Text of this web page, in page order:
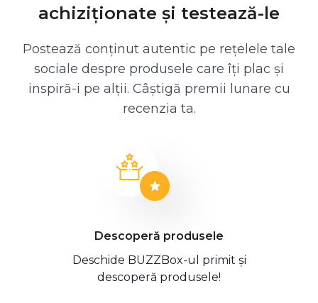
achiziționate și testează-le
Postează conținut autentic pe rețelele tale
sociale despre produsele care îți plac și
inspiră-i pe alții. Câștigă premii lunare cu
recenzia ta.
Descoperă produsele
Deschide BUZZBox-ul primit și
descoperă produsele!